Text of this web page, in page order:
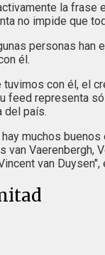
la frase
no impide que
personas han
él.
tuvimos con él, el
feed representa
del país.
muchos
van Vaerenbergh,
van